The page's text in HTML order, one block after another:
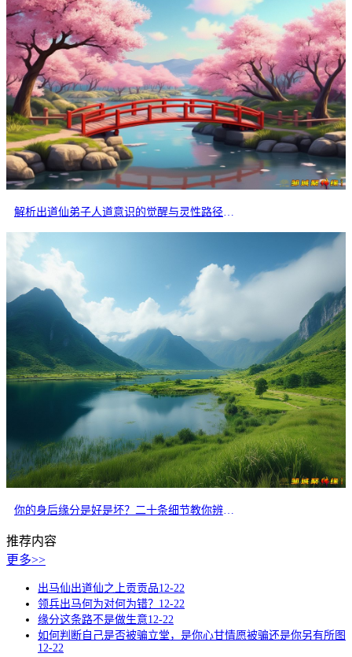
推荐内容
更多>>
出马仙出道仙之上贡贡品12-22
领兵出马何为对何为错？ 12-22
缘分这条路不是做生意12-22
如何判断自己是否被骗立堂，是你心甘情愿被骗还是你另有所图
12-22